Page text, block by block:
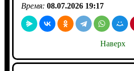
Время: 08.07.2026 19:17
Наверх